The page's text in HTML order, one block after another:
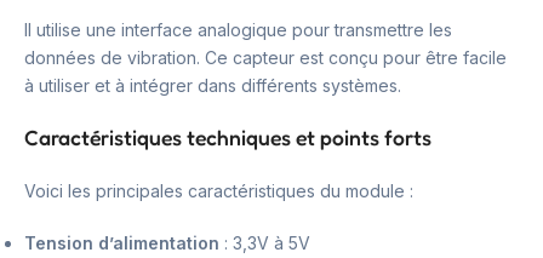
Il utilise une interface analogique pour transmettre les
données de vibration. Ce capteur est conçu pour être facile
à utiliser et à intégrer dans différents systèmes.
Caractéristiques techniques et points forts
Voici les principales caractéristiques du module :
Tension d’alimentation : 3,3V à 5V